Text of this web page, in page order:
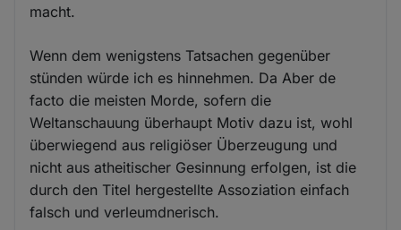
macht.
Wenn dem wenigstens Tatsachen gegenüber
stünden würde ich es hinnehmen. Da Aber de
facto die meisten Morde, sofern die
Weltanschauung überhaupt Motiv dazu ist, wohl
überwiegend aus religiöser Überzeugung und
nicht aus atheitischer Gesinnung erfolgen, ist die
durch den Titel hergestellte Assoziation einfach
falsch und verleumdnerisch.